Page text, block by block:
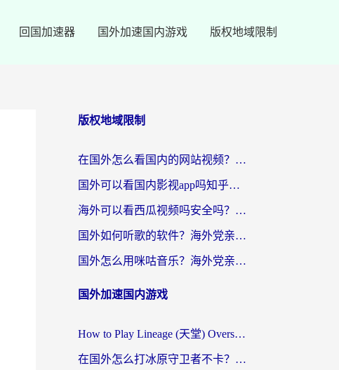
回国加速器 国外加速国内游戏 版权地域限制
版权地域限制
在国外怎么看国内的网站视频？别再踩坑！选对加速器秒回国内冲浪
国外可以看国内影视app吗知乎？留学生亲测有效的回国加速方案
海外可以看西瓜视频吗安全吗？留学生亲测：3步解决回国追剧难题，附靠谱加速器推荐
国外如何听歌的软件？海外党亲测有效的回国加速器指南
国外怎么用咪咕音乐？海外党亲测有效的听歌自由指南
国外加速国内游戏
How to Play Lineage (天堂) Overseas? The Ultimate Guide to Choosing the Best Chinese Server Game Accelerator (在国外打天堂加速器)
在国外怎么打冰原守卫者不卡？留学生亲测的国服游戏加速指南